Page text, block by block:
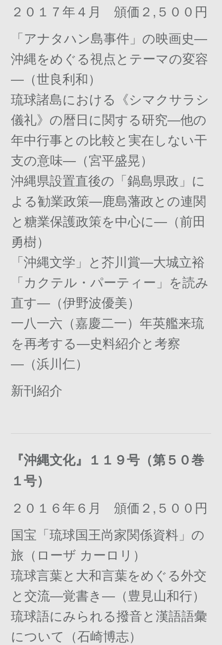
２０１７年４月 頒価２,５００円
「アナタハン島事件」の映画史―
沖縄をめぐる視点とテーマの変容
―（世良利和）
琉球諸島における《シマクサラシ
儀礼》の暦日に関する研究―他の
年中行事との比較と実在しない干
支の意味―（宮平盛晃）
沖縄県設置直後の「鍋島県政」に
よる勧業政策―鹿島藩政との連関
と糖業保護政策を中心に―（前田
勇樹）
「沖縄文学」と芥川賞―大城立裕
「カクテル・パーティー」を読み
直す―（伊野波優美）
一八一六（嘉慶二一）年英艦来琉
を再考する―史料紹介と考察
―（浜川仁）
新刊紹介
『沖縄文化』１１９号（第５０巻
１号）
２０１６年６月 頒価２,５００円
国宝「琉球国王尚家関係資料」の
旅（ローザ カーロリ）
琉球言葉と大和言葉をめぐる外交
と交流―覚書き―（豊見山和行）
琉球語にみられる撥音と漢語語彙
について（石崎博志）